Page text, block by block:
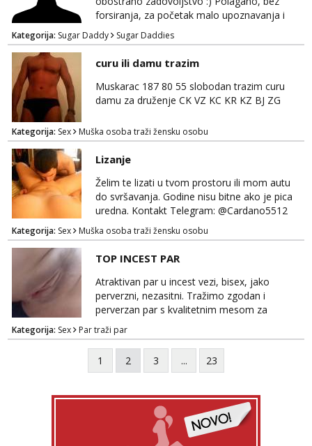
forsiranja, za početak malo upoznavanja i
dogovor kroz dopisivanje. Očekujem i nudim
diskreciju - nisam oženjen niti zauzet, nego
jednostavno tako preferiram. 30 godina
imam. Javite se mail, pozz ;)
Kategorija: Sugar Daddy Sugar Daddies
curu ili damu trazim
Muskarac 187 80 55 slobodan trazim curu
damu za druženje CK VZ KC KR KZ BJ ZG
Kategorija: Sex Muška osoba traži žensku osobu
Lizanje
Želim te lizati u tvom prostoru ili mom autu
do svršavanja. Godine nisu bitne ako je pica
uredna. Kontakt Telegram: @Cardano5512
Email: myjohny15@protonmail.com
Kategorija: Sex Muška osoba traži žensku osobu
TOP INCEST PAR
Atraktivan par u incest vezi, bisex, jako
perverzni, nezasitni. Tražimo zgodan i
perverzan par s kvalitetnim mesom za
uživanje u svim vrstama seksa. Diskrecija
obavezna. Samo ozbiljne ponude preko
Whats appa na broj 091 591 3523.
Kategorija: Sex Par traži par
1 2 3 ... 23